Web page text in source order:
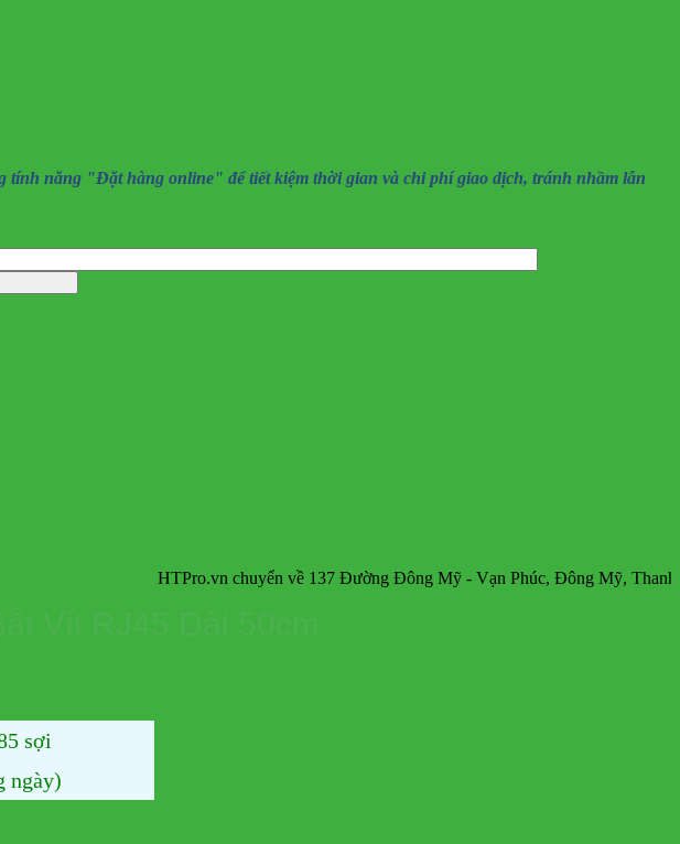
năng "Đặt hàng online" để tiết kiệm thời gian và chi phí giao dịch, tránh nhầm lẫn
HTPro.vn chuyển về 137 Đường Đông Mỹ - Vạn Phúc, Đông Mỹ, Thanh Trì, Hà
sợi
ngày)